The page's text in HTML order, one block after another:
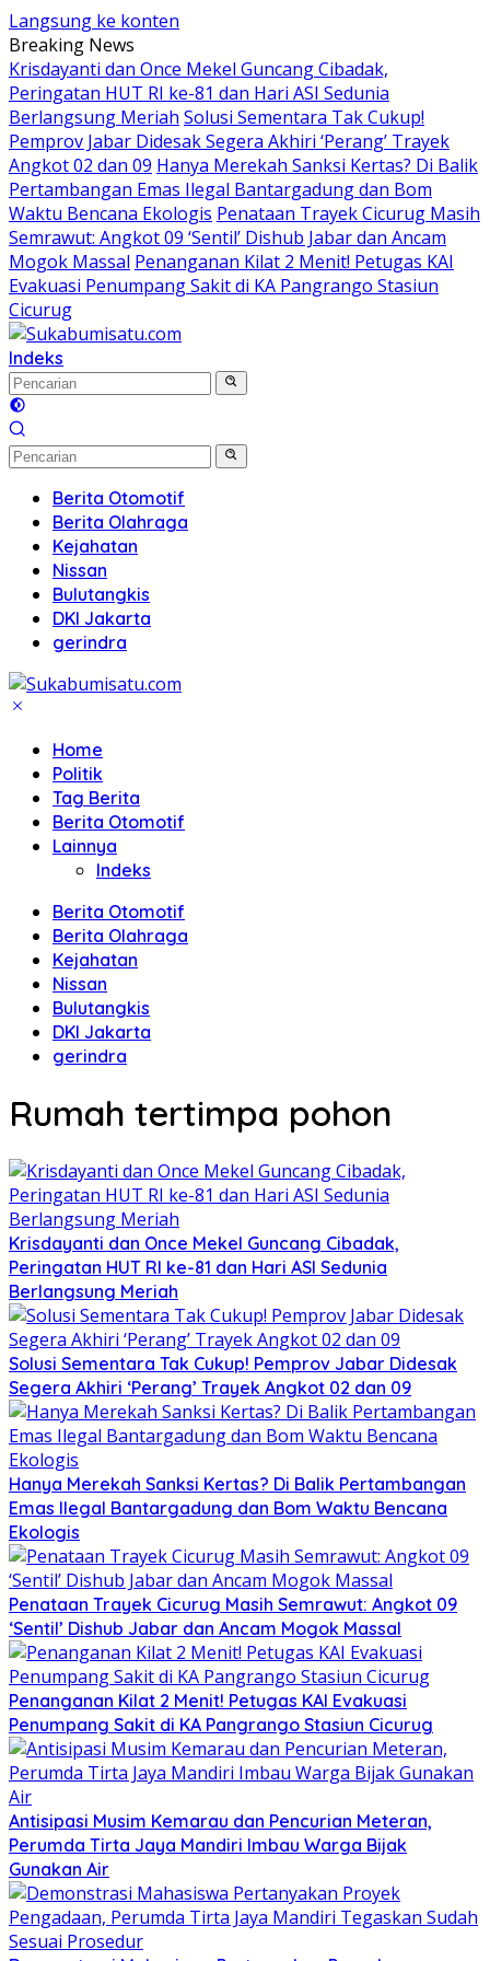
Langsung ke konten
Breaking News
Krisdayanti dan Once Mekel Guncang Cibadak,
Peringatan HUT RI ke-81 dan Hari ASI Sedunia
Berlangsung Meriah Solusi Sementara Tak Cukup!
Pemprov Jabar Didesak Segera Akhiri ‘Perang’ Trayek
Angkot 02 dan 09 Hanya Merekah Sanksi Kertas? Di Balik
Pertambangan Emas Ilegal Bantargadung dan Bom
Waktu Bencana Ekologis Penataan Trayek Cicurug Masih
Semrawut: Angkot 09 ‘Sentil’ Dishub Jabar dan Ancam
Mogok Massal Penanganan Kilat 2 Menit! Petugas KAI
Evakuasi Penumpang Sakit di KA Pangrango Stasiun
Cicurug
Indeks
Berita Otomotif
Berita Olahraga
Kejahatan
Nissan
Bulutangkis
DKI Jakarta
gerindra
Home
Politik
Tag Berita
Berita Otomotif
Lainnya
Indeks
Berita Otomotif
Berita Olahraga
Kejahatan
Nissan
Bulutangkis
DKI Jakarta
gerindra
Rumah tertimpa pohon
Krisdayanti dan Once Mekel Guncang Cibadak,
Peringatan HUT RI ke-81 dan Hari ASI Sedunia
Berlangsung Meriah
Solusi Sementara Tak Cukup! Pemprov Jabar Didesak
Segera Akhiri ‘Perang’ Trayek Angkot 02 dan 09
Hanya Merekah Sanksi Kertas? Di Balik Pertambangan
Emas Ilegal Bantargadung dan Bom Waktu Bencana
Ekologis
Penataan Trayek Cicurug Masih Semrawut: Angkot 09
‘Sentil’ Dishub Jabar dan Ancam Mogok Massal
Penanganan Kilat 2 Menit! Petugas KAI Evakuasi
Penumpang Sakit di KA Pangrango Stasiun Cicurug
Antisipasi Musim Kemarau dan Pencurian Meteran,
Perumda Tirta Jaya Mandiri Imbau Warga Bijak
Gunakan Air